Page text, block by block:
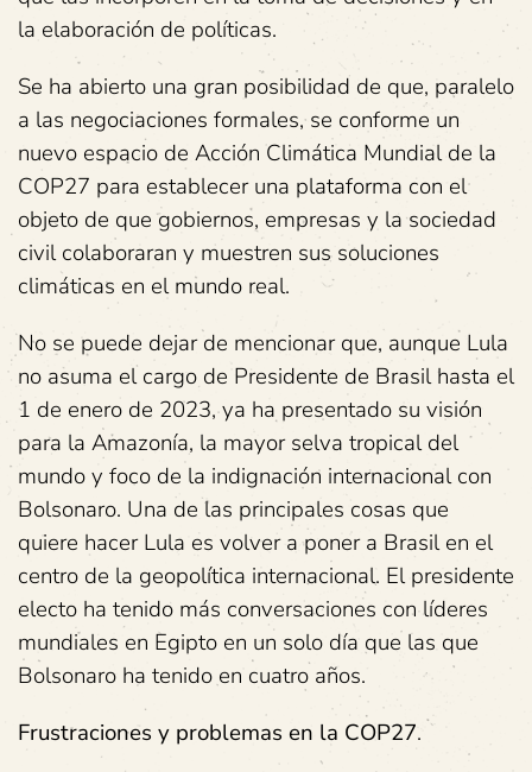
la elaboración de políticas.
Se ha abierto una gran posibilidad de que, paralelo
a las negociaciones formales, se conforme un
nuevo espacio de Acción Climática Mundial de la
COP27 para establecer una plataforma con el
objeto de que gobiernos, empresas y la sociedad
civil colaboraran y muestren sus soluciones
climáticas en el mundo real.
No se puede dejar de mencionar que, aunque Lula
no asuma el cargo de Presidente de Brasil hasta el
1 de enero de 2023, ya ha presentado su visión
para la Amazonía, la mayor selva tropical del
mundo y foco de la indignación internacional con
Bolsonaro. Una de las principales cosas que
quiere hacer Lula es volver a poner a Brasil en el
centro de la geopolítica internacional. El presidente
electo ha tenido más conversaciones con líderes
mundiales en Egipto en un solo día que las que
Bolsonaro ha tenido en cuatro años.
Frustraciones y problemas en la COP27.